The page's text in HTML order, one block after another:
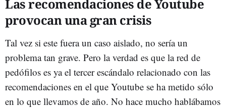
Las recomendaciones de Youtube
provocan una gran crisis
Tal vez si este fuera un caso aislado, no sería un
problema tan grave. Pero la verdad es que la red de
pedófilos es ya el tercer escándalo relacionado con las
recomendaciones en el que Youtube se ha metido sólo
en lo que llevamos de año. No hace mucho hablábamos